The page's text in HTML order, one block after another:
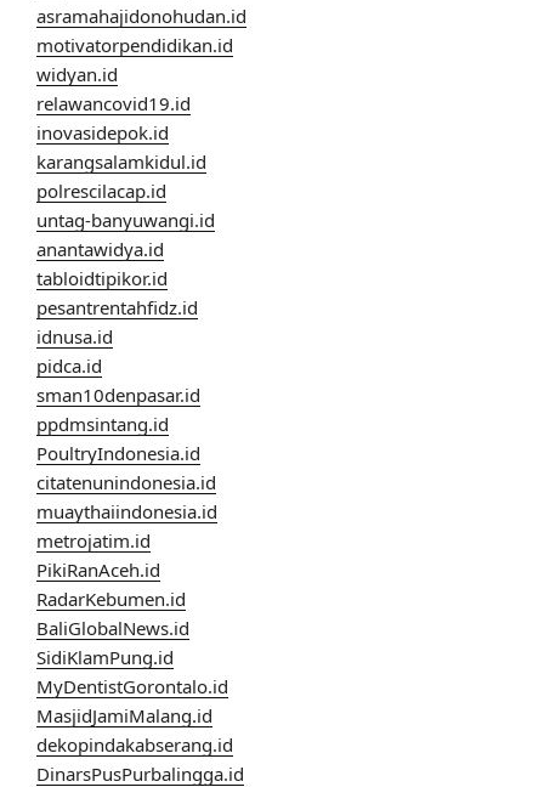
asramahajidonohudan.id
motivatorpendidikan.id
widyan.id
relawancovid19.id
inovasidepok.id
karangsalamkidul.id
polrescilacap.id
untag-banyuwangi.id
anantawidya.id
tabloidtipikor.id
pesantrentahfidz.id
idnusa.id
pidca.id
sman10denpasar.id
ppdmsintang.id
PoultryIndonesia.id
citatenunindonesia.id
muaythaiindonesia.id
metrojatim.id
PikiRanAceh.id
RadarKebumen.id
BaliGlobalNews.id
SidiKlamPung.id
MyDentistGorontalo.id
MasjidJamiMalang.id
dekopindakabserang.id
DinarsPusPurbalingga.id